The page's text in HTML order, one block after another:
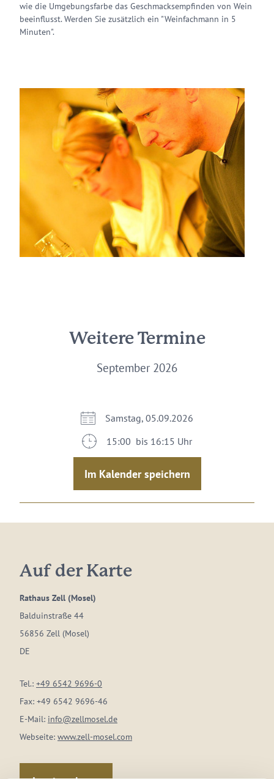
wie die Umgebungsfarbe das Geschmacksempfinden von Wein
beeinflusst. Werden Sie zusätzlich ein "Weinfachmann in 5
Minuten".
Weitere Termine
September 2026
Samstag, 05.09.2026
15:00 bis 16:15 Uhr
Im Kalender speichern
Auf der Karte
Rathaus Zell (Mosel)
Balduinstraße 44
56856 Zell (Mosel)
DE
Tel.: +49 6542 9696-0
Fax: +49 6542 9696-46
E-Mail: info@zellmosel.de
Webseite: www.zell-mosel.com